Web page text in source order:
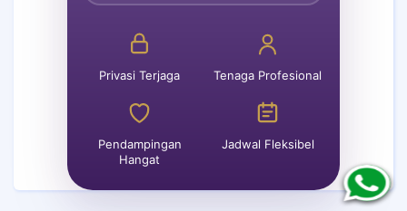
Privasi Terjaga Tenaga Profesional
Pendampingan
Hangat
Jadwal Fleksibel